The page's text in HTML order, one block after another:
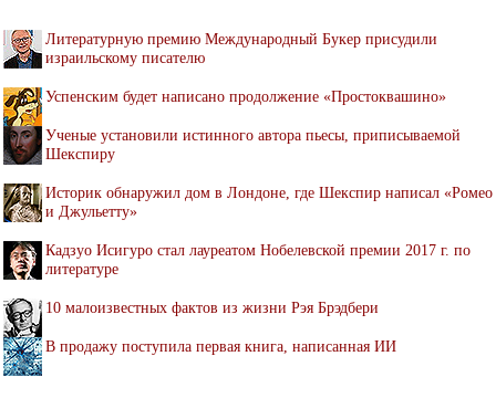
Литературную премию Международный Букер присудили
израильскому писателю
Успенским будет написано продолжение «Простоквашино»
Ученые установили истинного автора пьесы, приписываемой
Шекспиру
Историк обнаружил дом в Лондоне, где Шекспир написал «Ромео
и Джульетту»
Кадзуо Исигуро стал лауреатом Нобелевской премии 2017 г. по
литературе
10 малоизвестных фактов из жизни Рэя Брэдбери
В продажу поступила первая книга, написанная ИИ